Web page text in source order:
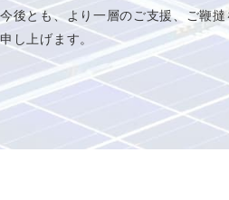
今後とも、より一層のご支援、ご鞭
申し上げます。